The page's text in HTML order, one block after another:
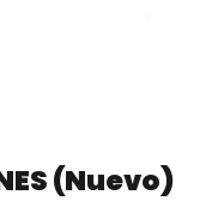
(nuevo)